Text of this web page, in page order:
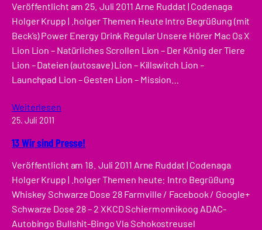
Veröffentlicht am 25. Juli 2011 Arne Ruddat | Codenaga
Holger Krupp | .holger Themen Heute Intro Begrüßung (mit
Beck’s) Power Energy Drink Regular Unsere Hörer Mac Os X
Lion Lion – Natürliches Scrollen Lion – Der König der Tiere
Lion – Dateien (autosave) Lion – Killswitch Lion –
Launchpad Lion – Gesten Lion – Mission…
Weiterlesen
25. Juli 2011
13 Wir sind Presse!
Veröffentlicht am 18. Juli 2011 Arne Ruddat | Codenaga
Holger Krupp | .holger Themen heute: Intro Begrüßung
Whiskey Schwarze Dose 28 Farmville / Facebook / Google+
Schwarze Dose 28 – 2 XKCD Schiermonnikoog ADAC-
Autobingo Bullshit-Bingo Vla Schokostreusel